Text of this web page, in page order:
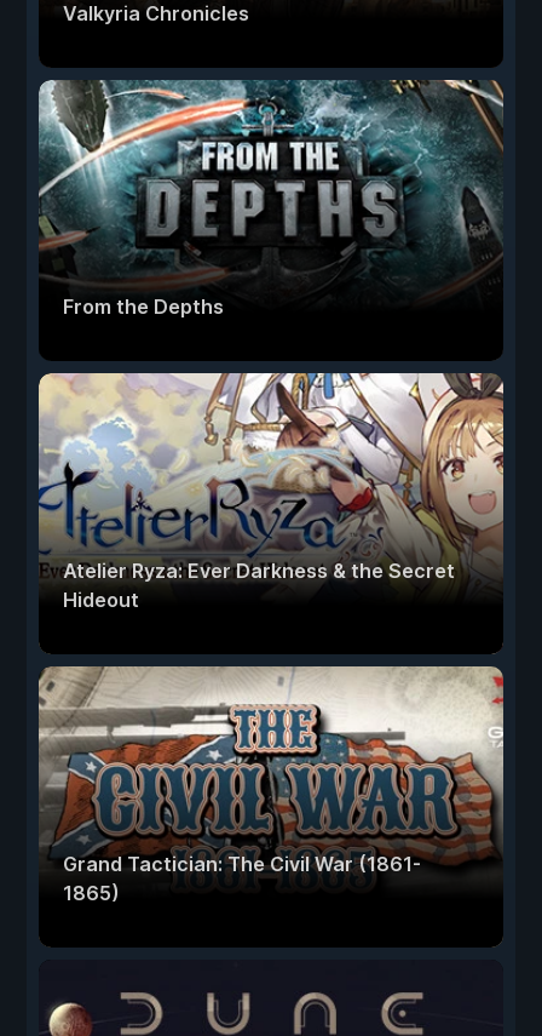
Valkyria Chronicles
From the Depths
Atelier Ryza: Ever Darkness & the Secret
Hideout
Grand Tactician: The Civil War (1861-
1865)